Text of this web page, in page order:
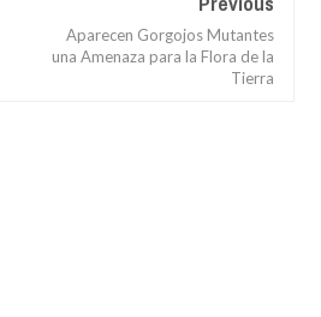
Aparecen Gorgojos Mutantes
una Amenaza para la Flora de la
Tierra